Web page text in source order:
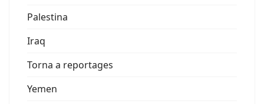
Palestina
Iraq
Torna a reportages
Yemen